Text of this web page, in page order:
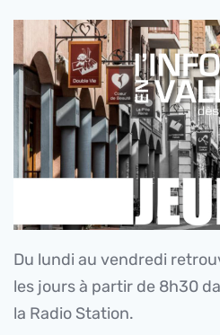
Du lundi au vendredi
les jours à partir de 8h30
la Radio Station.